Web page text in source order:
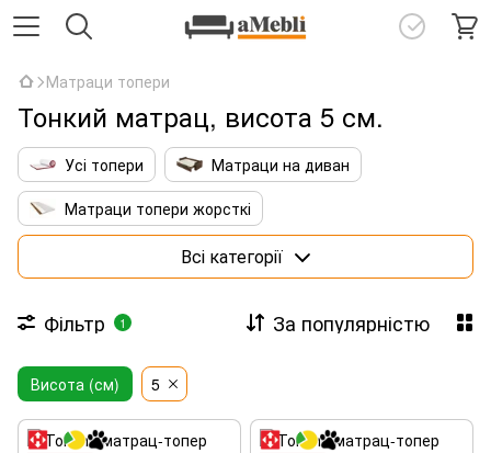
Матраци топери
Тонкий матрац, висота 5 см.
Усі топери
Матраци на диван
Матраци топери жорсткі
Матраци топери з кокосовою койрою
Матраци топери 140х190
Матраци топери 160х190
Матраци топери 160х200
Всі категорії
Фільтр 1 За популярністю
Висота (см) 5